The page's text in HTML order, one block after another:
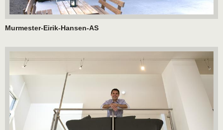
Murmester-Eirik-Hansen-AS